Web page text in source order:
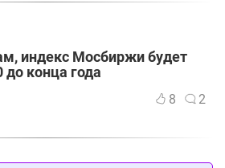
индекс Мосбиржи будет
конца года
8 2